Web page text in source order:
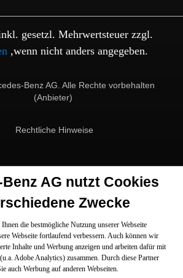
gesetzl. Mehrwertsteuer zzgl.
,wenn nicht anders angegeben.
Benz AG. Alle Rechte vorbehalten
(Anbieter)
Rechtliche Hinweise
AG nutzt Cookies
Zwecke
die bestmögliche Nutzung unserer Webseite
Webseite fortlaufend verbessern. Auch können wir
Inhalte und Werbung anzeigen und arbeiten dafür mit
Adobe Analytics) zusammen. Durch diese Partner
auch Werbung auf anderen Webseiten.